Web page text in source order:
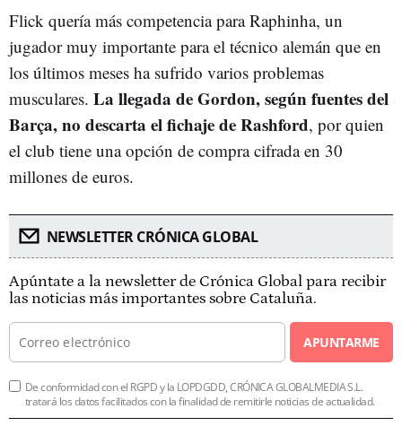
Flick quería más competencia para Raphinha, un
jugador muy importante para el técnico alemán que en
los últimos meses ha sufrido varios problemas
musculares. La llegada de Gordon, según fuentes del
Barça, no descarta el fichaje de Rashford, por quien
el club tiene una opción de compra cifrada en 30
millones de euros.
NEWSLETTER CRÓNICA GLOBAL
Apúntate a la newsletter de Crónica Global para recibir
las noticias más importantes sobre Cataluña.
APUNTARME
De conformidad con el RGPD y la LOPDGDD, CRÓNICA GLOBALMEDIA S.L.
tratará los datos facilitados con la finalidad de remitirle noticias de actualidad.